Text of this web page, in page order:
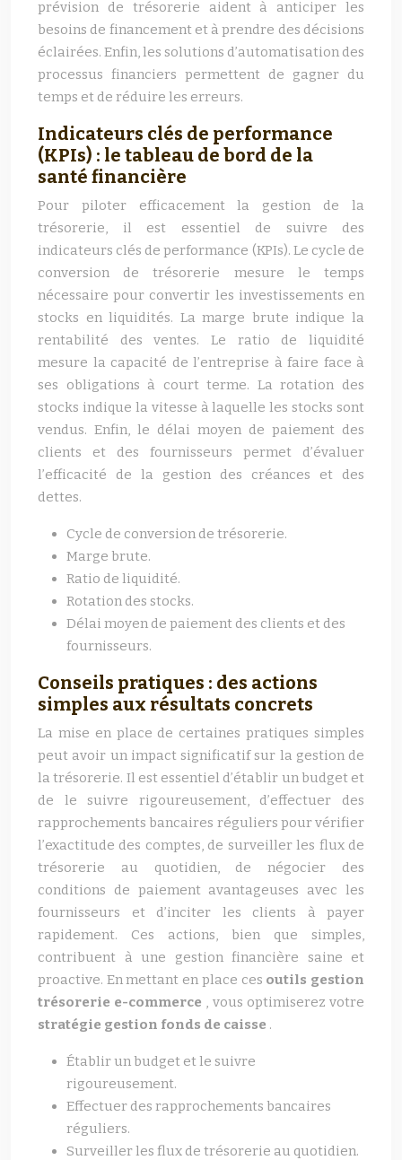
prévision de trésorerie aident à anticiper les
besoins de financement et à prendre des décisions
éclairées. Enfin, les solutions d’automatisation des
processus financiers permettent de gagner du
temps et de réduire les erreurs.
Indicateurs clés de performance
(KPIs) : le tableau de bord de la
santé financière
Pour piloter efficacement la gestion de la
trésorerie, il est essentiel de suivre des
indicateurs clés de performance (KPIs). Le cycle de
conversion de trésorerie mesure le temps
nécessaire pour convertir les investissements en
stocks en liquidités. La marge brute indique la
rentabilité des ventes. Le ratio de liquidité
mesure la capacité de l’entreprise à faire face à
ses obligations à court terme. La rotation des
stocks indique la vitesse à laquelle les stocks sont
vendus. Enfin, le délai moyen de paiement des
clients et des fournisseurs permet d’évaluer
l’efficacité de la gestion des créances et des
dettes.
Cycle de conversion de trésorerie.
Marge brute.
Ratio de liquidité.
Rotation des stocks.
Délai moyen de paiement des clients et des
fournisseurs.
Conseils pratiques : des actions
simples aux résultats concrets
La mise en place de certaines pratiques simples
peut avoir un impact significatif sur la gestion de
la trésorerie. Il est essentiel d’établir un budget et
de le suivre rigoureusement, d’effectuer des
rapprochements bancaires réguliers pour vérifier
l’exactitude des comptes, de surveiller les flux de
trésorerie au quotidien, de négocier des
conditions de paiement avantageuses avec les
fournisseurs et d’inciter les clients à payer
rapidement. Ces actions, bien que simples,
contribuent à une gestion financière saine et
proactive. En mettant en place ces outils gestion
trésorerie e-commerce , vous optimiserez votre
stratégie gestion fonds de caisse .
Établir un budget et le suivre
rigoureusement.
Effectuer des rapprochements bancaires
réguliers.
Surveiller les flux de trésorerie au quotidien.